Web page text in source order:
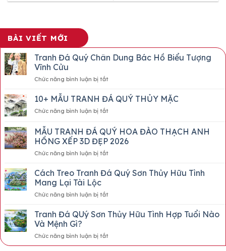
BÀI VIẾT MỚI
Tranh Đá Quý Chân Dung Bác Hồ Biểu Tượng
Vĩnh Cửu
Chức năng bình luận bị tắtở
Đá
Bác
Hồ
Cửu
10+ MẪU TRANH ĐÁ QUÝ THỦY MẶC
Chức năng bình luận bị tắtở
MẪU
TRANH
ĐÁ
QUÝ
MẶC
MẪU TRANH ĐÁ QUÝ HOA ĐÀO THẠCH ANH
HỒNG XẾP 3D ĐẸP 2026
Chức năng bình luận bị tắtở
TRANH
HOA
THẠCH
3D
Cách Treo Tranh Đá Quý Sơn Thủy Hữu Tình
Mang Lại Tài Lộc
Chức năng bình luận bị tắtở
Treo
Tranh
Quý
Sơn
Tranh Đá QUý Sơn Thủy Hữu Tình Hợp Tuổi Nào
Và Mệnh Gì?
Chức năng bình luận bị tắtở
Tranh